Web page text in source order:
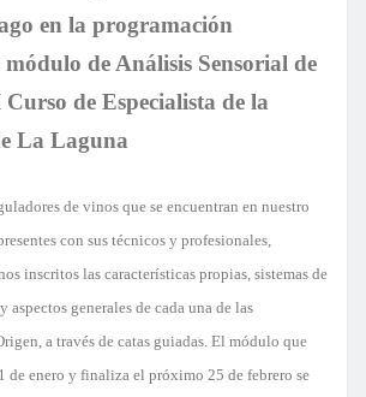
en la programación
módulo de Análisis Sensorial de
de Especialista de la
La Laguna
de vinos que se encuentran en nuestro
con sus técnicos y profesionales,
inscritos las características propias, sistemas de
generales de cada una de las
a través de catas guiadas. El módulo que
de enero y finaliza el próximo 25 de febrero se